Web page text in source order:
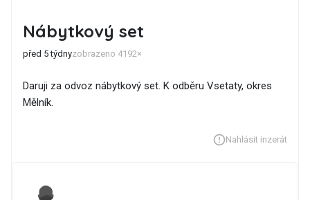
Nábytkový set
před 5 týdnyzobrazeno 4192×
Daruji za odvoz nábytkový set. K odběru Vsetaty, okres
Mělník.
Nahlásit inzerát